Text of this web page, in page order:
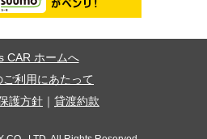
CAR ホームへ
利用にあたって
護方針
貸渡約款